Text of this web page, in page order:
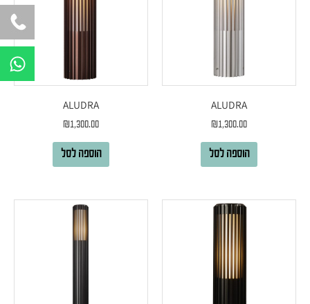
ALUDRA
₪1,300.00
הוספה לסל
ALUDRA
₪1,300.00
הוספה לסל
W
h
a